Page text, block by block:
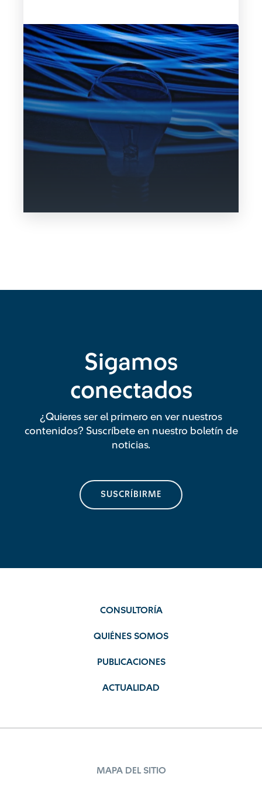
Sigamos
conectados
¿Quieres ser el primero en ver nuestros
contenidos? Suscríbete en nuestro boletín de
noticias.
SUSCRÍBIRME
CONSULTORÍA
QUIÉNES SOMOS
PUBLICACIONES
ACTUALIDAD
MAPA DEL SITIO